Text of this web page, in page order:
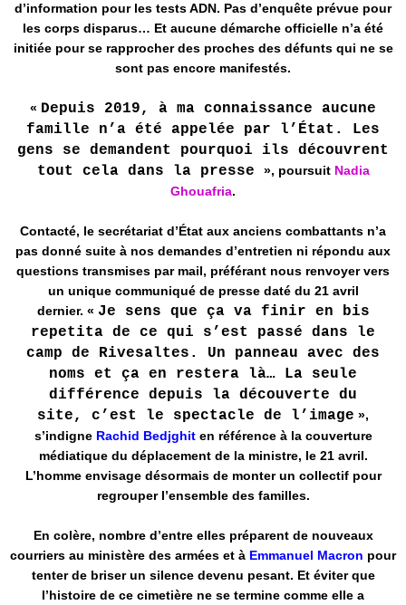
d’information pour les tests ADN. Pas d’enquête prévue pour
les corps disparus… Et aucune démarche officielle n’a été
initiée pour se rapprocher des proches des défunts qui ne se
sont pas encore manifestés.
« Depuis 2019, à ma connaissance aucune
famille n’a été appelée par l’État. Les
gens se demandent pourquoi ils découvrent
tout cela dans la presse », poursuit Nadia
Ghouafria.
Contacté, le secrétariat d’État aux anciens combattants n’a
pas donné suite à nos demandes d’entretien ni répondu aux
questions transmises par mail, préférant nous renvoyer vers
un unique communiqué de presse daté du 21 avril
dernier. « Je sens que ça va finir en bis
repetita de ce qui s’est passé dans le
camp de Rivesaltes. Un panneau avec des
noms et ça en restera là… La seule
différence depuis la découverte du
site, c’est le spectacle de l’image »,
s’indigne Rachid Bedjghiten référence à la couverture
médiatique du déplacement de la ministre, le 21 avril.
L’homme envisage désormais de monter un collectif pour
regrouper l’ensemble des familles.
En colère, nombre d’entre elles préparent de nouveaux
courriers au ministère des armées et à Emmanuel Macron pour
tenter de briser un silence devenu pesant. Et éviter que
l’histoire de ce cimetière ne se termine comme elle a